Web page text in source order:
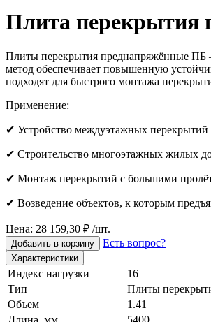
Плита перекрытия
Плиты перекрытия преднапряжённые ПБ
метод обеспечивает повышенную
подходят для быстрого монтажа
Применение:
✔ Устройство междуэтажных
✔ Строительство многоэтажных жилых
✔ Монтаж перекрытий с большими
✔ Возведение объектов, к которым
Цена: 28 159,30 ₽ /шт.
Добавить в корзину Есть вопрос?
Характеристики
Индекс нагрузки
16
Тип
Плиты
Объем
1.41
Длина, мм
5400